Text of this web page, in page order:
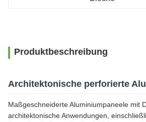
Produktbeschreibung
Architektonische perforierte
Maßgeschneiderte Aluminiumpaneele mit
architektonische Anwendungen,